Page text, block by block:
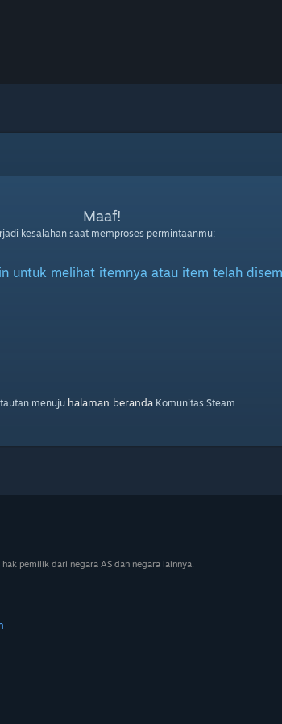
Maaf!
kesalahan saat memproses permintaanmu:
untuk melihat itemnya atau item telah
menuju halaman berandaKomunitas Steam.
pemilik dari negara AS dan negara lainnya.